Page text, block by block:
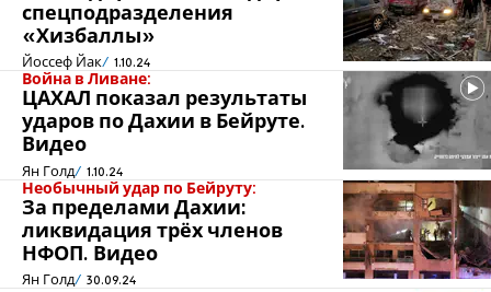
спецподразделения
«Хизбаллы»
Йоссеф Йак 1.10.24
Война в Ливане:
ЦАХАЛ показал результаты
ударов по Дахии в Бейруте.
Видео
Ян Голд 1.10.24
Необычный удар по Бейруту:
За пределами Дахии:
ликвидация трёх членов
НФОП. Видео
Ян Голд 30.09.24